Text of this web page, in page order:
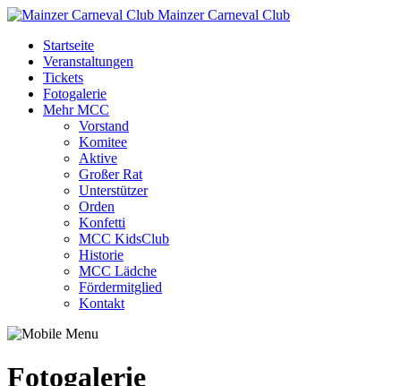
Mainzer Carneval Club
Startseite
Veranstaltungen
Tickets
Fotogalerie
Mehr MCC
Vorstand
Komitee
Aktive
Großer Rat
Unterstützer
Orden
Konfetti
MCC KidsClub
Historie
MCC Lädche
Fördermitglied
Kontakt
Fotogalerie